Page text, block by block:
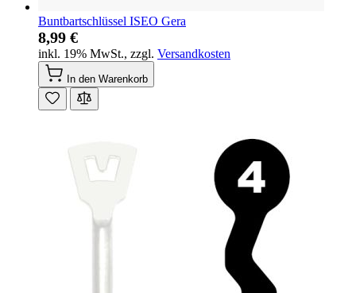
Buntbartschlüssel ISEO Gera
8,99 €
inkl. 19% MwSt., zzgl. Versandkosten
In den Warenkorb